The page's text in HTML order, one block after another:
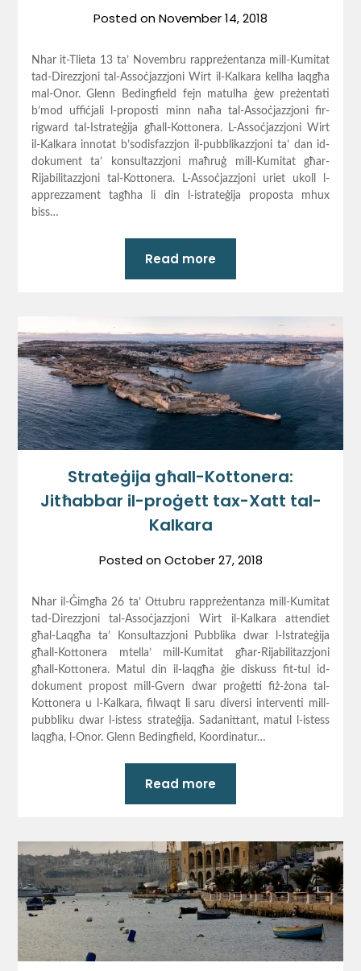
Posted onNovember 14, 2018
Nhar it-Tlieta 13 ta’ Novembru rappreżentanza mill-Kumitat
tad-Direzzjoni tal-Assoċjazzjoni Wirt il-Kalkara kellha laqgħa
mal-Onor. Glenn Bedingfield fejn matulha ġew preżentati
b’mod uffiċjali l-proposti minn naħa tal-Assoċjazzjoni fir-
rigward tal-Istrateġija għall-Kottonera. L-Assoċjazzjoni Wirt
il-Kalkara innotat b’sodisfazzjon il-pubblikazzjoni ta’ dan id-
dokument ta’ konsultazzjoni maħruġ mill-Kumitat għar-
Rijabilitazzjoni tal-Kottonera. L-Assoċjazzjoni uriet ukoll l-
apprezzament tagħha li din l-istrateġija proposta mhux
biss…
Read more
Strateġija għall-Kottonera:
Jitħabbar il-proġett tax-Xatt tal-
Kalkara
Posted onOctober 27, 2018
Nhar il-Ġimgħa 26 ta’ Ottubru rappreżentanza mill-Kumitat
tad-Direzzjoni tal-Assoċjazzjoni Wirt il-Kalkara attendiet
għal-Laqgħa ta’ Konsultazzjoni Pubblika dwar l-Istrateġija
għall-Kottonera mtella’ mill-Kumitat għar-Rijabilitazzjoni
għall-Kottonera. Matul din il-laqgħa ġie diskuss fit-tul id-
dokument propost mill-Gvern dwar proġetti fiż-żona tal-
Kottonera u l-Kalkara, filwaqt li saru diversi interventi mill-
pubbliku dwar l-istess strateġija. Sadanittant, matul l-istess
laqgħa, l-Onor. Glenn Bedingfield, Koordinatur…
Read more